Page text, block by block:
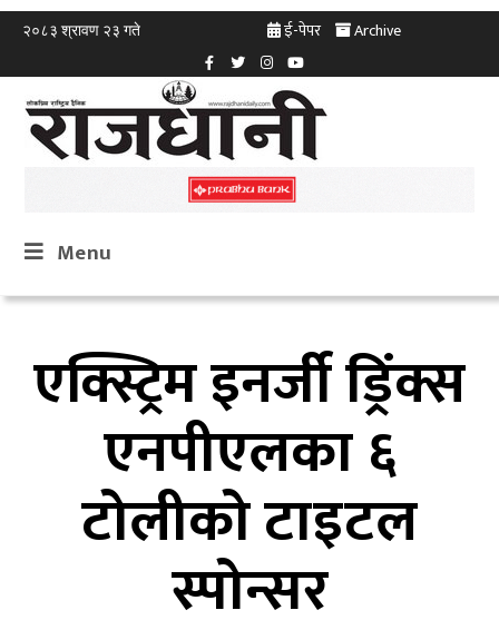
२०८३ श्रावण २३ गते ई-पेपर Archive
Menu
एक्स्ट्रिम इनर्जी ड्रिंक्स
एनपीएलका ६
टोलीको टाइटल
स्पोन्सर